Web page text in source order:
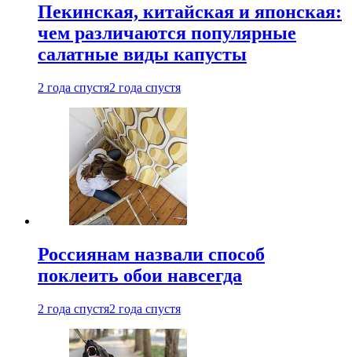
Пекинская, китайская и японская:
чем различаются популярные
салатные виды капусты
2 года спустя2 года спустя
Россиянам назвали способ
поклеить обои навсегда
2 года спустя2 года спустя